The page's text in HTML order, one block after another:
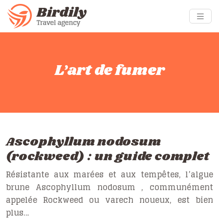
L’art de fumer
Ascophyllum nodosum
(rockweed) : un guide complet
Résistante aux marées et aux tempêtes, l’algue
brune Ascophyllum nodosum , communément
appelée Rockweed ou varech noueux, est bien
plus…